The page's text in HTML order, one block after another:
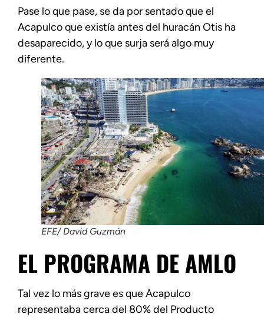
Pase lo que pase, se da por sentado que el
Acapulco que existía antes del huracán Otis ha
desaparecido, y lo que surja será algo muy
diferente.
EFE/ David Guzmán
EL PROGRAMA DE AMLO
Tal vez lo más grave es que Acapulco
representaba cerca del 80% del Producto